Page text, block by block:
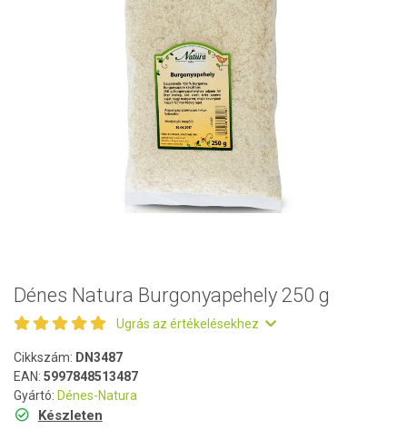
Dénes Natura Burgonyapehely 250 g
Ugrás az értékelésekhez
Cikkszám: DN3487
EAN: 5997848513487
Gyártó: Dénes-Natura
Készleten